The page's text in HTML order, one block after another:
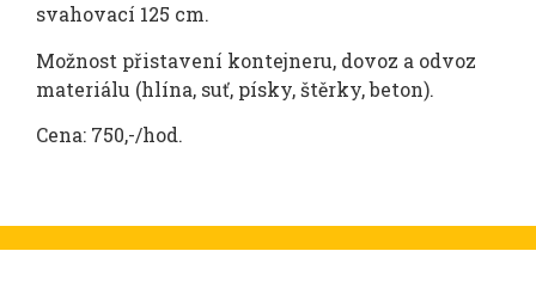
svahovací 125 cm.
Možnost přistavení kontejneru, dovoz a odvoz
materiálu (hlína, suť, písky, štěrky, beton).
Cena: 750,-/hod.